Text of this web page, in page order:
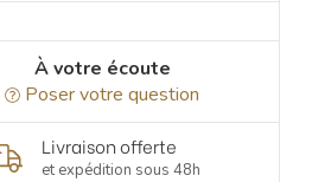
À votre écoute
Poser votre question
Livraison offerte
et expédition sous 48h